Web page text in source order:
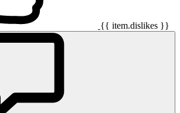
{{ item.dislikes }}